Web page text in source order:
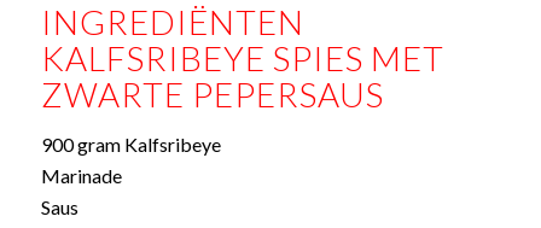
INGREDIËNTEN
KALFSRIBEYE SPIES MET
ZWARTE PEPERSAUS
900 gram Kalfsribeye
Marinade
Saus